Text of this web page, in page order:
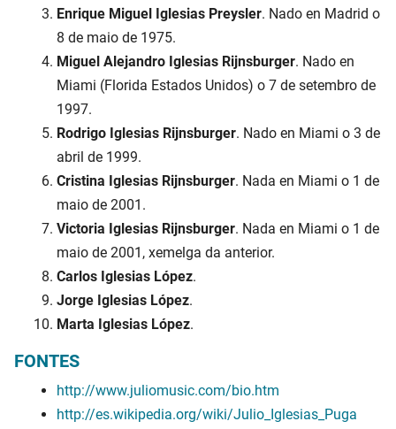
Enrique Miguel Iglesias Preysler. Nado en Madrid o
8 de maio de 1975.
Miguel Alejandro Iglesias Rijnsburger. Nado en
Miami (Florida Estados Unidos) o 7 de setembro de
1997.
Rodrigo Iglesias Rijnsburger. Nado en Miami o 3 de
abril de 1999.
Cristina Iglesias Rijnsburger. Nada en Miami o 1 de
maio de 2001.
Victoria Iglesias Rijnsburger. Nada en Miami o 1 de
maio de 2001, xemelga da anterior.
Carlos Iglesias López.
Jorge Iglesias López.
Marta Iglesias López.
FONTES
http://www.juliomusic.com/bio.htm
http://es.wikipedia.org/wiki/Julio_Iglesias_Puga